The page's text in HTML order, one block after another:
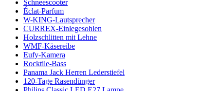
Schneescooter
Éclat-Parfum
W-KING-Lautsprecher
CURREX-Einlegesohlen
Holzschlitten mit Lehne
WMF-Käsereibe
Eufy-Kamera
Rocktile-Bass
Panama Jack Herren Lederstiefel
120-Tage Rasendünger